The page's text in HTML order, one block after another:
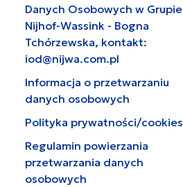
Danych Osobowych w Grupie
Nijhof-Wassink - Bogna
Tchórzewska, kontakt:
iod@nijwa.com.pl
Informacja o przetwarzaniu
danych osobowych
Polityka prywatności/cookies
Regulamin powierzania
przetwarzania danych
osobowych